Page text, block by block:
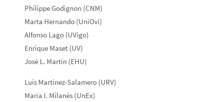
Philippe Godignon (CNM)
Marta Hernando (UniOvi)
Alfonso Lago (UVigo)
Enrique Maset (UV)
José L. Martín (EHU)
Luís Martínez-Salamero (URV)
María I. Milanés (UnEx)